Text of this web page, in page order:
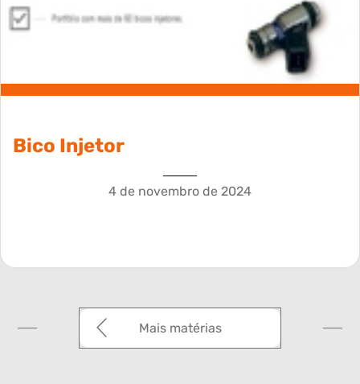
Bico Injetor
4 de novembro de 2024
Mais matérias